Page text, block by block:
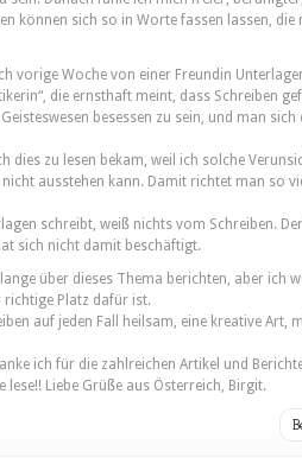
können sich so in Worte fassen lassen, die
vorige Woche von einer Freundin
die ernsthaft meint, dass Schreiben
besessen zu sein, und man sich
dies zu lesen bekam, weil ich solche
ausstehen kann. Damit richtet man so
schreibt, weiß nichts vom Schreiben.
sich nicht damit beschäftigt.
über dieses Thema berichten, aber ich
Platz dafür ist.
auf jeden Fall heilsam, eine kreative Art,
ich für die zahlreichen Artikel und
lese!! Liebe Grüße aus Österreich, Birgit.